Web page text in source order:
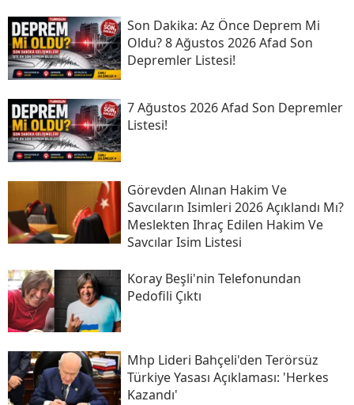
Son Daki̇ka: Az Önce Deprem Mi
Oldu? 8 Ağustos 2026 Afad Son
Depremler Listesi!
7 Ağustos 2026 Afad Son Depremler
Listesi!
Görevden Alınan Hakim Ve
Savcıların Isimleri 2026 Açıklandı Mı?
Meslekten Ihraç Edilen Hakim Ve
Savcılar Isim Listesi
Koray Beşli'nin Telefonundan
Pedofili Çıktı
Mhp Lideri Bahçeli'den Terörsüz
Türkiye Yasası Açıklaması: 'herkes
Kazandı'